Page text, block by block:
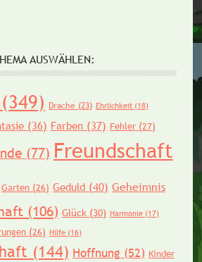
AUSWÄHLEN:
Drache (23) Ehrlichkeit(18)
(36) Farben(37) Fehler(27)
(77) Freundschaft
Garten(26) Geduld(40) Geheimnis
(106) Glück(30) Harmonie(17)
(26) Hilfe(16)
(144) Hoffnung (52) Kinder